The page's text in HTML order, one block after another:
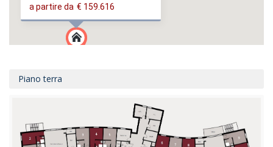
a partire da € 159.616
Piano terra